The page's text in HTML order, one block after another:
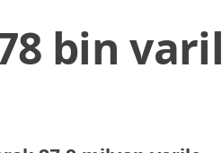
bin varil